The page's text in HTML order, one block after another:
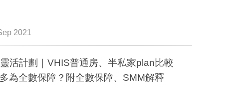
2021
活計劃｜VHIS普通房、半私家plan比較
為全數保障？附全數保障、SMM解釋